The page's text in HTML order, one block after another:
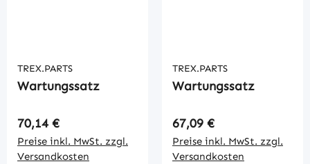
TREX.PARTS
Wartungssatz
Regulärer Preis:
70,14 €
Preise inkl. MwSt. zzgl.
Versandkosten
TREX.PARTS
Wartungssatz
Regulärer Preis:
67,09 €
Preise inkl. MwSt. zzgl.
Versandkosten